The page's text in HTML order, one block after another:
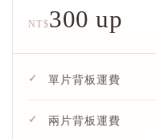
NT$300 up
✓ 單片背板運費
✓ 兩片背板運費